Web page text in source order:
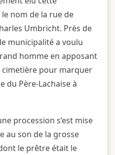
nom de la rue de
Umbricht. Près de
municipalité a voulu
homme en apposant
cimetière pour marquer
du Père-Lachaise à
procession s’est mise
au son de la grosse
le prêtre était le